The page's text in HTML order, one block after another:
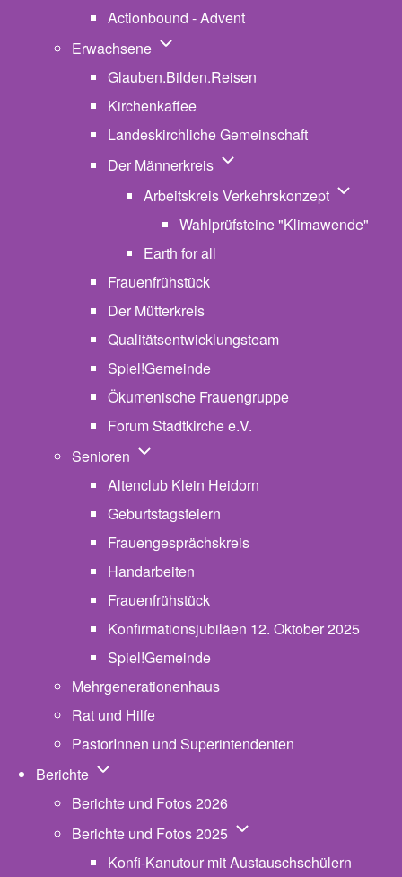
Actionbound - Advent
Erwachsene Unternavigation von Erwachsene
Glauben.Bilden.Reisen
Kirchenkaffee
Landeskirchliche Gemeinschaft
Der Männerkreis Unternavigation von Der
Arbeitskreis Verkehrskonzept
Wahlprüfsteine "Klimawende"
Earth for all
Frauenfrühstück
Der Mütterkreis
Qualitätsentwicklungsteam
Spiel!Gemeinde
Ökumenische Frauengruppe
Forum Stadtkirche e.V.
Senioren Unternavigation von Senioren
Altenclub Klein Heidorn
Geburtstagsfeiern
Frauengesprächskreis
Handarbeiten
Frauenfrühstück
Konfirmationsjubiläen 12. Oktober 2025
Spiel!Gemeinde
Mehrgenerationenhaus
Rat und Hilfe
PastorInnen und Superintendenten
Berichte Unternavigation von Berichte
Berichte und Fotos 2026
Berichte und Fotos 2025 Unternavigation von
Konfi-Kanutour mit Austauschschülern